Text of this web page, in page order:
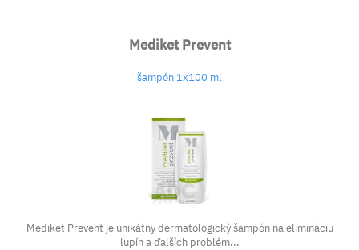
Mediket Prevent
šampón 1x100 ml
Mediket Prevent je unikátny dermatologický šampón na elimináciu
lupín a ďalších problém...